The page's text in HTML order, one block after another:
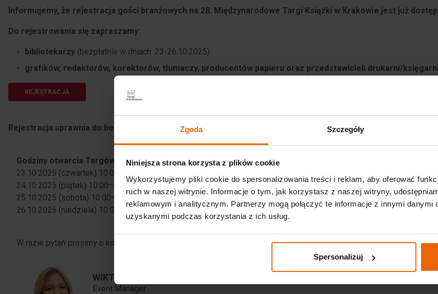
Zgoda Szczegóły
Niniejsza strona korzysta z plików cookie
Wykorzystujemy pliki cookie do spersonalizowania treści i reklam, aby oferować
ruch w naszej witrynie. Informacje o tym, jak korzystasz z naszej witryny,
reklamowym i analitycznym. Partnerzy mogą połączyć te informacje z innymi danymi
uzyskanymi podczas korzystania z ich usług.
Spersonalizuj
Informujemy, że rejestracja gości branżowych na 28. Międzynarodowe Targi Książki w Krakowie jest już
Do rejestrowania się zapraszamy:
bibliotekarzy (bezpłatnie w dniach: 23-26.10.2025)
grafików, redaktorów, korektorów, tłumaczy, producentów papieru oraz przedstawicieli drukarni/
REJESTRACJA
Rejestracja uprawnia do bezpłatnego wejścia na teren Targów w wybranym przez Państwa dniu!
Godziny otwarcia Targów:
23.10.2025 (czwartek) 10:00–17:00
24.10.2025 (piątek) 10:00–19:00
25.10.2025 (sobota) 10:00–19:00
26.10.2025 (niedziela) 10:00–17:00
W razie pytań prosimy o kontakt:
WIKTORIA PENSZKAL
Event Manager